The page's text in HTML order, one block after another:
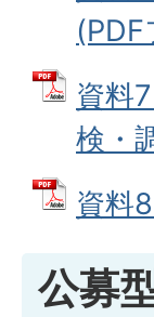
資料
検・
資料
公募